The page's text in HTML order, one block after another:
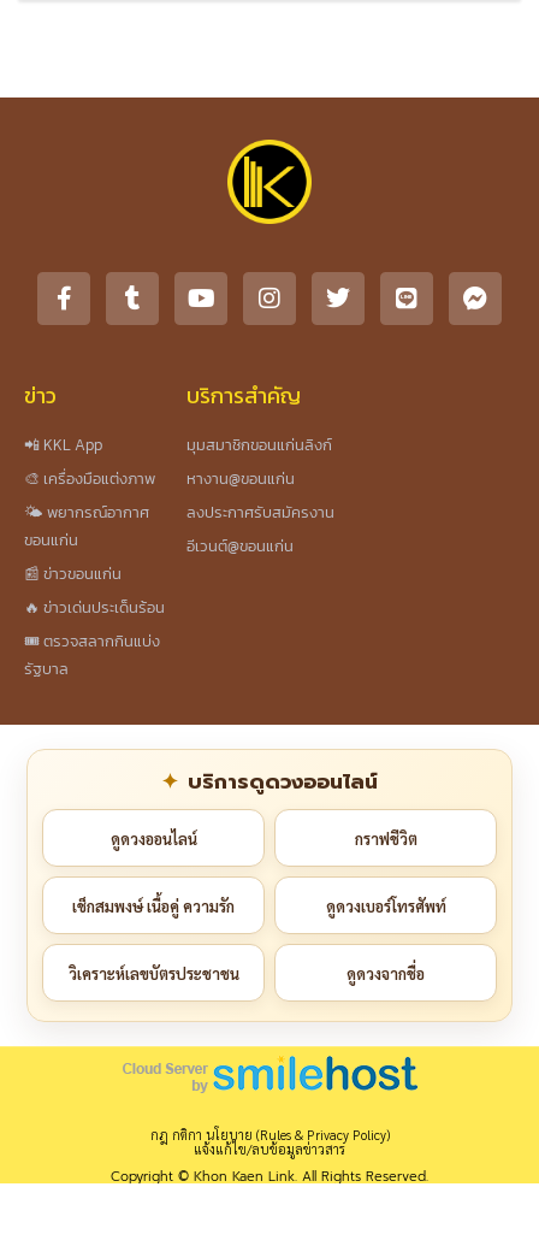
ข่าว
📲 KKL App
🎨 เครื่องมือแต่งภาพ
🌤️ พยากรณ์อากาศ
ขอนแก่น
📰 ข่าวขอนแก่น
🔥 ข่าวเด่นประเด็นร้อน
🎟️ ตรวจสลากกินแบ่ง
รัฐบาล
บริการสำคัญ
มุมสมาชิกขอนแก่นลิงก์
หางาน@ขอนแก่น
ลงประกาศรับสมัครงาน
อีเวนต์@ขอนแก่น
บริการดูดวงออนไลน์
ดูดวงออนไลน์ กราฟชีวิต
เช็กสมพงษ์ เนื้อคู่ ความรัก ดูดวงเบอร์โทรศัพท์
วิเคราะห์เลขบัตรประชาชน ดูดวงจากชื่อ
กฎ กติกา นโยบาย (Rules & Privacy Policy)
แจ้งแก้ไข/ลบข้อมูลข่าวสาร
Copyright © Khon Kaen Link. All Rights Reserved.